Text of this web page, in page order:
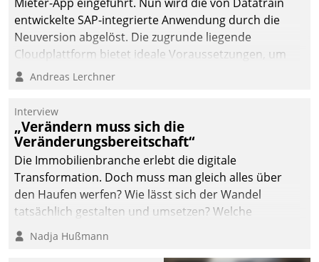
entwickelte SAP-integrierte Anwendung durch die
Neuversion abgelöst. Die zugrunde liegende
Cloudplattform bietet ideale Voraussetzungen, um
die Funktionalität der App zu erweitern und weitere
integrieren.
Andreas Lerchner
Interview
„Verändern muss sich die
Veränderungsbereitschaft“
Die Immobilienbranche erlebt die digitale
Transformation. Doch muss man gleich alles über
den Haufen werfen? Wie lässt sich der Wandel
tatsächlich gestalten und umsetzen? Welche
Argumente zählen wirklich?
Nadja Hußmann